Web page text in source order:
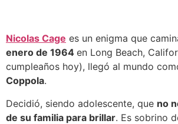
Nicolas Cage es un enigma que
enero de 1964 en Long Beach,
cumpleaños hoy), llegó al mundo
Coppola.
Decidió, siendo adolescente, que no
de su familia para brillar. Es sobrino